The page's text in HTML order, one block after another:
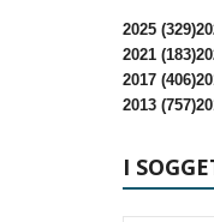
2025 (329)
2021 (183)
2017 (406)
2013 (757)
I